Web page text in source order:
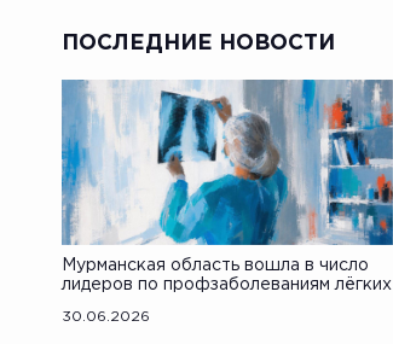
ПОСЛЕДНИЕ НОВОСТИ
Мурманская область вошла в число
лидеров по профзаболеваниям лёгких
30.06.2026